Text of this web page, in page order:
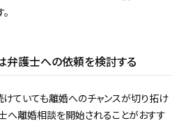
弁護士への依頼を検討する
ていても離婚へのチャンスが切り拓け
へ離婚相談を開始されることがおすす